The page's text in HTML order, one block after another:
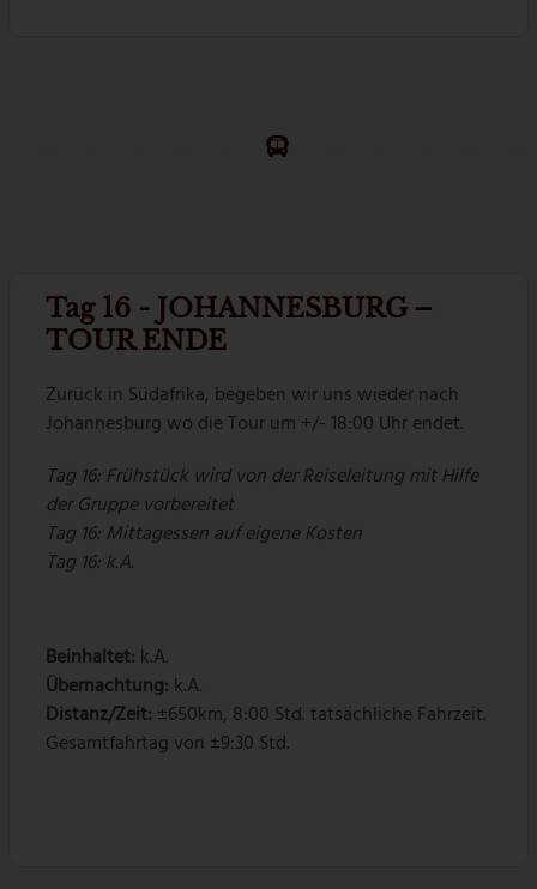
Tag 16 - JOHANNESBURG –
TOUR ENDE
Zurück in Südafrika, begeben wir uns wieder nach
Johannesburg wo die Tour um +/- 18:00 Uhr endet.
Tag 16: Frühstück wird von der Reiseleitung mit Hilfe
der Gruppe vorbereitet
Tag 16: Mittagessen auf eigene Kosten
Tag 16: k.A.
Beinhaltet: k.A.
Übernachtung: k.A.
Distanz/Zeit: ±650km, 8:00 Std. tatsächliche Fahrzeit.
Gesamtfahrtag von ±9:30 Std.